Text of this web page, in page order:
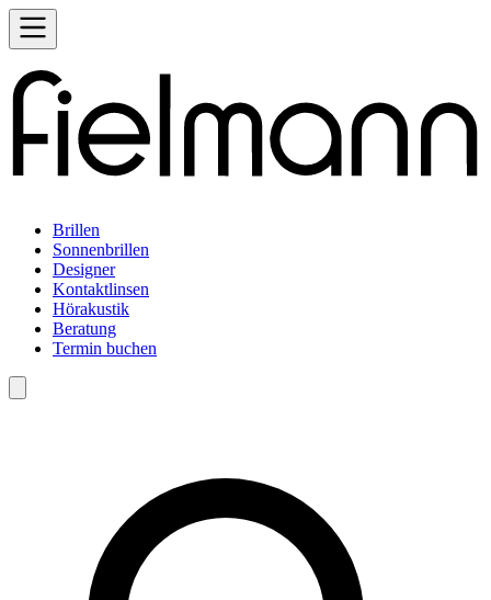
Brillen
Sonnenbrillen
Designer
Kontaktlinsen
Hörakustik
Beratung
Termin buchen